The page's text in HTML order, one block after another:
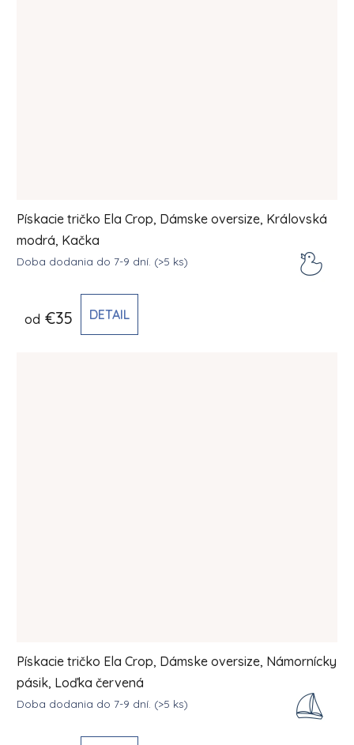
Pískacie tričko Ela Crop, Dámske oversize, Královská
modrá, Kačka
Doba dodania do 7-9 dní. (>5 ks)
od €35 DETAIL
Pískacie tričko Ela Crop, Dámske oversize, Námornícky
pásik, Loďka červená
Doba dodania do 7-9 dní. (>5 ks)